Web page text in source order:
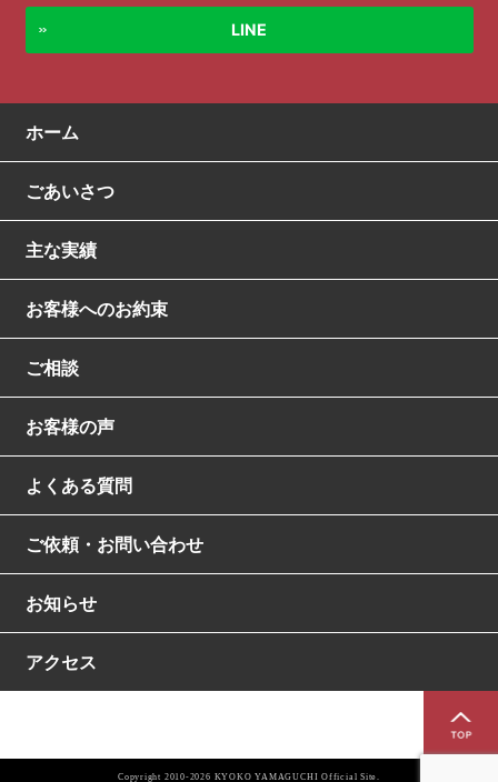
LINE
ホーム
ごあいさつ
主な実績
お客様へのお約束
ご相談
お客様の声
よくある質問
ご依頼・お問い合わせ
お知らせ
アクセス
Copyright 2010-2026 KYOKO YAMAGUCHI Official Site.